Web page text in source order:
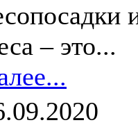
– это...